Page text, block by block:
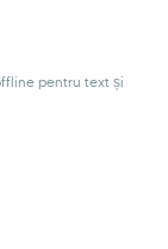
pentru text și